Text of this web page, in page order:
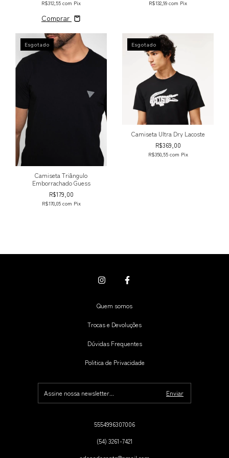
R$312,55 com Pix
Comprar
R$132,99 com Pix
Esgotado
Camiseta Triângulo
Emborrachado Guess
R$179,00
R$170,05 com Pix
Esgotado
Camiseta Ultra Dry Lacoste
R$369,00
R$350,55 com Pix
Quem somos
Trocas e Devoluções
Dúvidas Frequentes
Politica de Privacidade
5554996307006
(54) 3261-7421